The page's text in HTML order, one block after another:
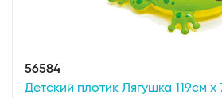
56584
Детский плотик Лягушка 119см x